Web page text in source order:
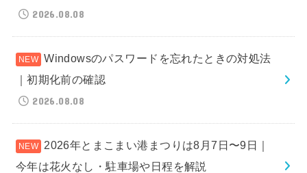
2026.08.08
Windowsのパスワードを忘れたときの対処法
｜初期化前の確認
2026.08.08
2026年とまこまい港まつりは8月7日〜9日｜
今年は花火なし・駐車場や日程を解説